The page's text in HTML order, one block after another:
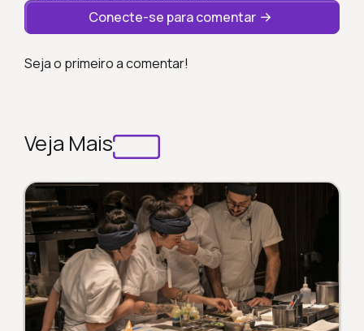
Conecte-se para comentar
Seja o primeiro a comentar!
Veja Mais